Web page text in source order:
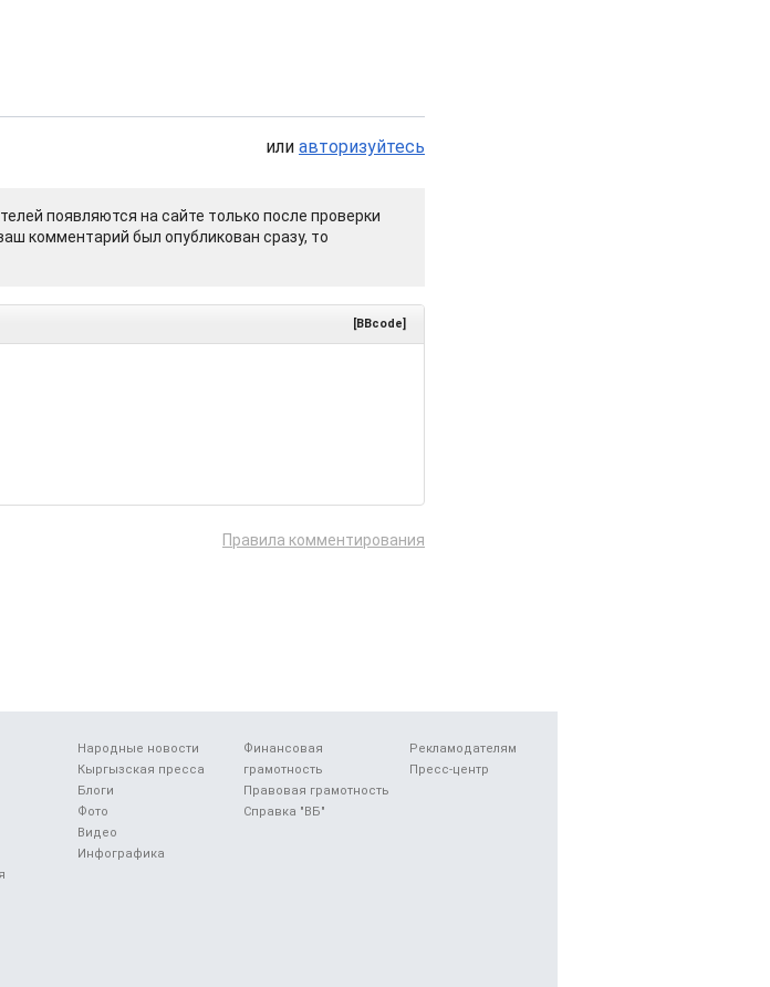
или авторизуйтесь
появляются на сайте только после проверки
комментарий был опубликован сразу, то
[BBcode]
Правила комментирования
Народные новости
Кыргызская пресса
Блоги
Фото
Видео
Инфографика
Финансовая
грамотность
Правовая грамотность
Справка "ВБ"
Рекламодателям
Пресс-центр